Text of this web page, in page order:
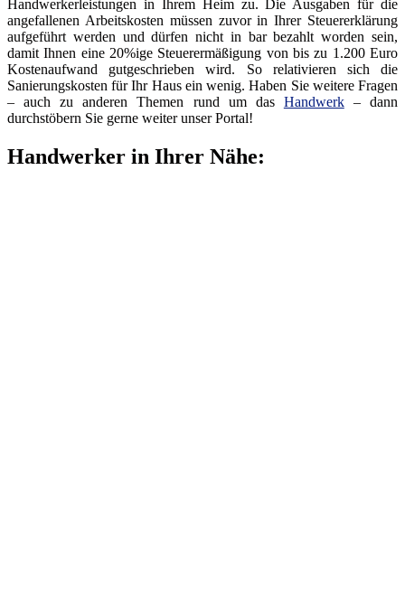
Handwerkerleistungen in Ihrem Heim zu. Die Ausgaben für die
angefallenen Arbeitskosten müssen zuvor in Ihrer Steuererklärung
aufgeführt werden und dürfen nicht in bar bezahlt worden sein,
damit Ihnen eine 20%ige Steuerermäßigung von bis zu 1.200 Euro
Kostenaufwand gutgeschrieben wird. So relativieren sich die
Sanierungskosten für Ihr Haus ein wenig. Haben Sie weitere Fragen
– auch zu anderen Themen rund um das Handwerk– dann
durchstöbern Sie gerne weiter unser Portal!
Handwerker in Ihrer Nähe: